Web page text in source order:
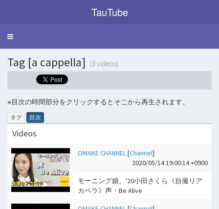
TauTube
Toggle
Tag [a cappella] (3 videos)
※目次の時間部分をクリックするとそこから再生されます。
タグ 目次
Videos
OMAKE CHANNEL [Channel]
2020/05/14 19:00:14 +0900
モーニング娘。'20小田さくら《自撮りア
カペラ》声・Be Alive